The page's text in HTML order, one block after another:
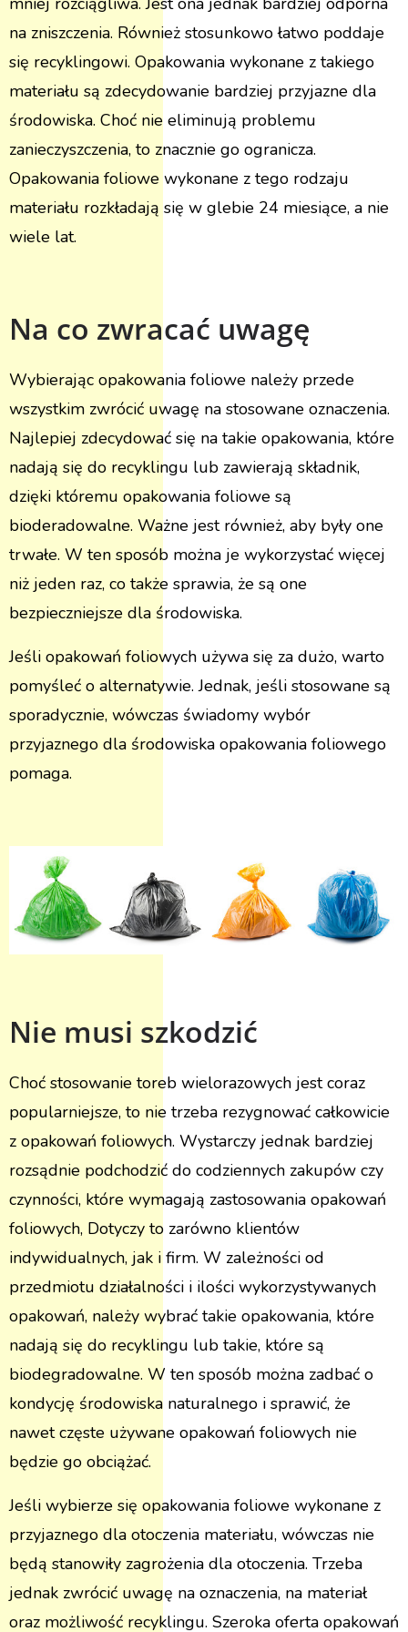
na zniszczenia. Również stosunkowo łatwo poddaje
się recyklingowi. Opakowania wykonane z takiego
materiału są zdecydowanie bardziej przyjazne dla
środowiska. Choć nie eliminują problemu
zanieczyszczenia, to znacznie go ogranicza.
Opakowania foliowe wykonane z tego rodzaju
materiału rozkładają się w glebie 24 miesiące, a nie
wiele lat.
Na co zwracać uwagę
Wybierając opakowania foliowe należy przede
wszystkim zwrócić uwagę na stosowane oznaczenia.
Najlepiej zdecydować się na takie opakowania, które
nadają się do recyklingu lub zawierają składnik,
dzięki któremu opakowania foliowe są
bioderadowalne. Ważne jest również, aby były one
trwałe. W ten sposób można je wykorzystać więcej
niż jeden raz, co także sprawia, że są one
bezpieczniejsze dla środowiska.
Jeśli opakowań foliowych używa się za dużo, warto
pomyśleć o alternatywie. Jednak, jeśli stosowane są
sporadycznie, wówczas świadomy wybór
przyjaznego dla środowiska opakowania foliowego
pomaga.
Nie musi szkodzić
Choć stosowanie toreb wielorazowych jest coraz
popularniejsze, to nie trzeba rezygnować całkowicie
z opakowań foliowych. Wystarczy jednak bardziej
rozsądnie podchodzić do codziennych zakupów czy
czynności, które wymagają zastosowania opakowań
foliowych, Dotyczy to zarówno klientów
indywidualnych, jak i firm. W zależności od
przedmiotu działalności i ilości wykorzystywanych
opakowań, należy wybrać takie opakowania, które
nadają się do recyklingu lub takie, które są
biodegradowalne. W ten sposób można zadbać o
kondycję środowiska naturalnego i sprawić, że
nawet częste używane opakowań foliowych nie
będzie go obciążać.
Jeśli wybierze się opakowania foliowe wykonane z
przyjaznego dla otoczenia materiału, wówczas nie
będą stanowiły zagrożenia dla otoczenia. Trzeba
jednak zwrócić uwagę na oznaczenia, na materiał
oraz możliwość recyklingu. Szeroka oferta opakowań